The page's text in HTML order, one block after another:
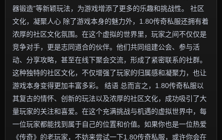
器锻造”等新颖玩法，为游戏增添了更多的乐趣和挑战性。 社区
文化，凝聚人心 除了游戏本身的魅力外，1.80传奇私服还拥有着
浓厚的社区文化氛围。在这个虚拟的世界里，玩家之间不仅仅是
竞争对手，更是志同道合的伙伴。他们共同组建公会、参与活
动、分享攻略，甚至在线下聚会交流，形成了紧密联系的社群。
这种独特的社区文化，不仅增强了玩家的归属感和凝聚力，也让
游戏本身变得更加丰富多彩。 结语 总而言之，1.80传奇私服以
其复古的情怀、创新的玩法以及浓厚的社区文化，成功吸引了大
量玩家的关注和喜爱。在这个充满挑战与机遇的虚拟世界中，每
一位玩家都能找到属于自己的位置和价值。如果你也是一位热爱
《传奇》的老玩家，不妨来尝试一下1.80传奇私服，或许你会在